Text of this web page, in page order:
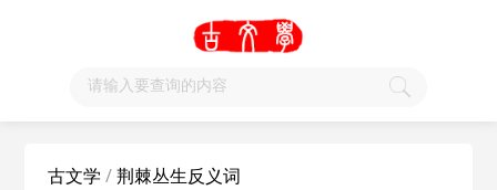
古文学 /荆棘丛生反义词